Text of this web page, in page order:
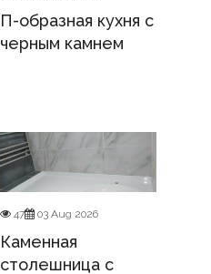
П-образная кухня с
черным камнем
47 03 Aug 2026
Каменная
столешница с